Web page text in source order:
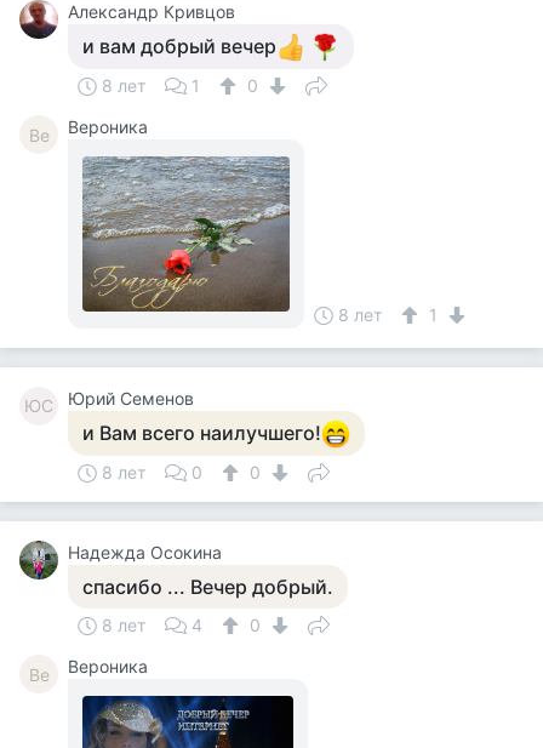
Александр Кривцов
и вам добрый вечер
8 лет 1 0
Ве Вероника
8 лет 1
ЮС Юрий Семенов
и Вам всего наилучшего!
8 лет 0 0
Надежда Осокина
спасибо ... Вечер добрый.
8 лет 4 0
Ве Вероника